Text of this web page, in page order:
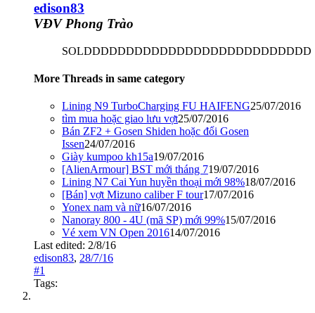
edison83
VĐV Phong Trào
SOLDDDDDDDDDDDDDDDDDDDDDDDDDDD
More Threads in same category
Lining N9 TurboCharging FU HAIFENG25/07/2016
tìm mua hoặc giao lưu vợt25/07/2016
Bán ZF2 + Gosen Shiden hoặc đổi Gosen
Issen24/07/2016
Giày kumpoo kh15a19/07/2016
[AlienArmour] BST mới tháng 719/07/2016
Lining N7 Cai Yun huyền thoại mới 98%18/07/2016
[Bán] vợt Mizuno caliber F tour17/07/2016
Yonex nam và nữ16/07/2016
Nanoray 800 - 4U (mã SP) mới 99%15/07/2016
Vé xem VN Open 201614/07/2016
Last edited: 2/8/16
edison83, 28/7/16
#1
Tags: